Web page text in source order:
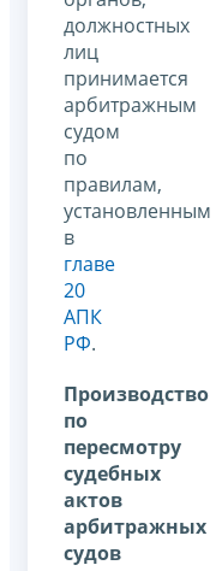
должностных
лиц
принимается
арбитражным
судом
по
правилам,
установленным
в
главе
20
АПК
РФ.
Производство
по
пересмотру
судебных
актов
арбитражных
судов